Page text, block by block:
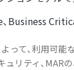
Business
って、利用可能
ュリティ、MAR